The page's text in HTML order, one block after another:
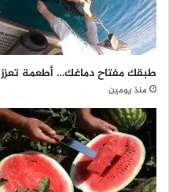
طبقك مفتاح دماغك… أطعمة تعزز
منذ يومين